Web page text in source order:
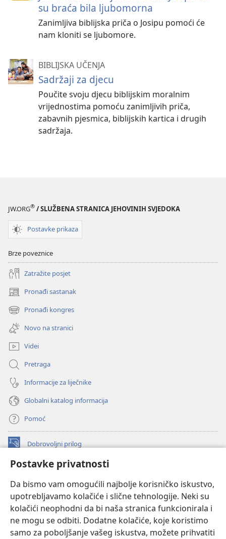
Postavke privatnosti
Da bismo vam omogućili najbolje korisničko iskustvo,
upotrebljavamo kolačiće i slične tehnologije. Neki su
kolačići neophodni da bi naša stranica funkcionirala i
ne mogu se odbiti. Dodatne kolačiće, koje koristimo
samo za poboljšanje vašeg iskustva, možete prihvatiti
su braća bila ljubomorna
Zanimljiva biblijska priča o Josipu pomoći će
nam kloniti se ljubomore.
BIBLIJSKA UČENJA
Sadržaji za djecu
Poučite svoju djecu biblijskim moralnim
vrijednostima pomoću zanimljivih priča,
zabavnih pjesmica, biblijskih kartica i drugih
sadržaja.
JW.ORG® / SLUŽBENA STRANICA JEHOVINIH SVJEDOKA
Postavke prikaza
Brze poveznice
Zatražite posjet
Pronađi sastanak
(otvara
se
novi
prozor)
Pronađi kongres
(otvara
se
novi
prozor)
Novo na stranici
Videi
Pretraga
Informacije za liječnike
Globalni katalog informacija
Pomoć
Dobrovoljni prilog
(otvara
novi
INTERNETSKA BIBLIOTEKA Watchtower
se
novi
prozor)
JW Hub
(otvara
se
novi
JW Library